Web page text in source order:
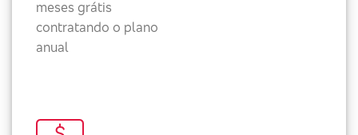
meses grátis
contratando o plano
anual